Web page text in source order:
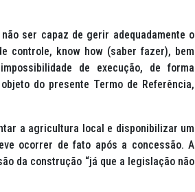
ser capaz de gerir adequadamente o
controle, know how (saber fazer), bem
de execução, de forma
do presente Termo de Referência,
a agricultura local e disponibilizar um
ocorrer de fato após a concessão. A
da construção “já que a legislação não